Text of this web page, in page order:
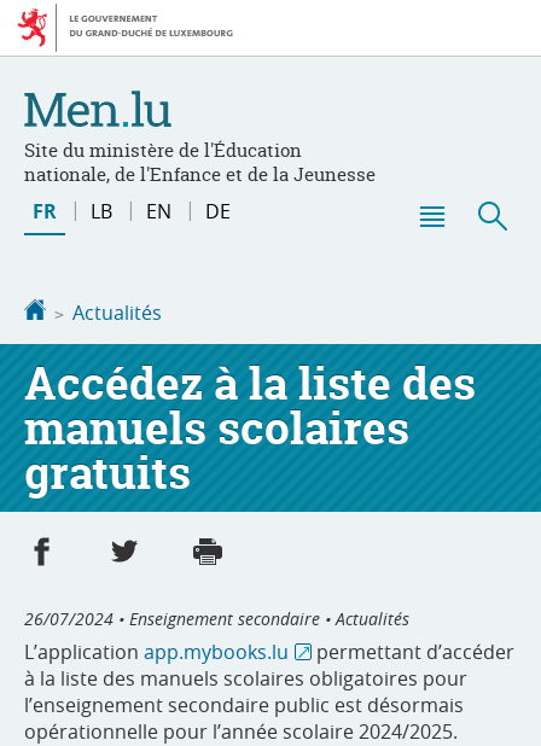
Aller
navigation
Aller
au
Site du ministère de l'Éducation
nationale, de l'Enfance et de la Jeunesse
Changer
de
FR LB EN DE
Accueil
Actualités
Accédez à la liste des
manuels scolaires
gratuits
Partager sur Facebook
Partager sur Twitter
26/07/2024 • Enseignement secondaire • Actualités
L’application app.mybooks.lu
permettant d’accéder
à la liste des manuels scolaires obligatoires pour
l’enseignement secondaire public est désormais
opérationnelle pour l’année scolaire 2024/2025.